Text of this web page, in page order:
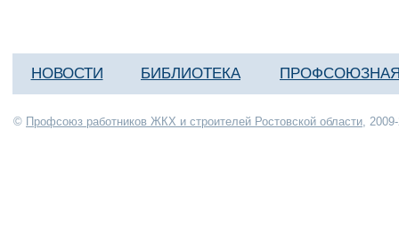
НОВОСТИ БИБЛИОТЕКА
© Профсоюз работников ЖКХ и строителей Ростовской области,